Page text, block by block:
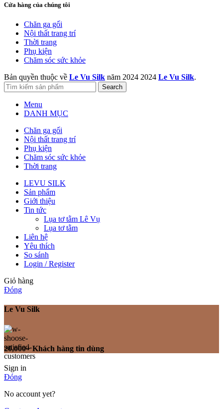
Cửa hàng của chúng tôi
Chăn ga gối
Nội thất trang trí
Thời trang
Phụ kiện
Chăm sóc sức khỏe
Bản quyền thuộc về Le Vu Silk năm 2024 2024 Le Vu Silk.
Search
Menu
DANH MỤC
Chăn ga gối
Nội thất trang trí
Phụ kiện
Chăm sóc sức khỏe
Thời trang
LEVU SILK
Sản phẩm
Giới thiệu
Tin tức
Lụa tơ tằm Lê Vụ
Lụa tơ tằm
Liên hệ
Yêu thích
So sánh
Login / Register
Giỏ hàng
Đóng
Le Vu Silk
20,000+ Khách hàng tin dùng
Sign in
Đóng
No account yet?